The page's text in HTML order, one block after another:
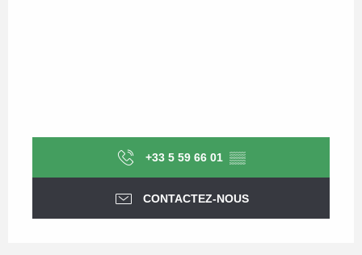
+33 5 59 66 01 ▒▒
CONTACTEZ-NOUS